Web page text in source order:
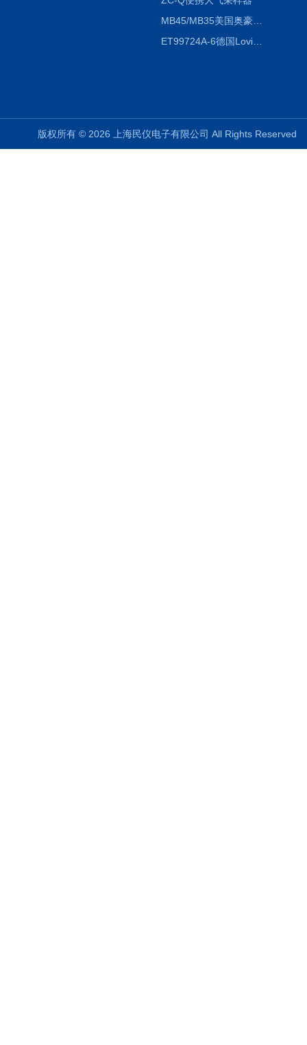
MB45/MB35美国奥豪斯OHAUS MB45/MB35卤素红外水分测定仪
ET99724A-6德国Lovibond ET99724A-6微电脑BOD测定仪
版权所有 © 2026 上海民仪电子有限公司 All Rights